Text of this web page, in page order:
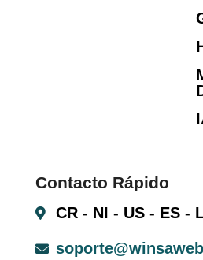
Contacto Rápido
CR - NI - US - ES -